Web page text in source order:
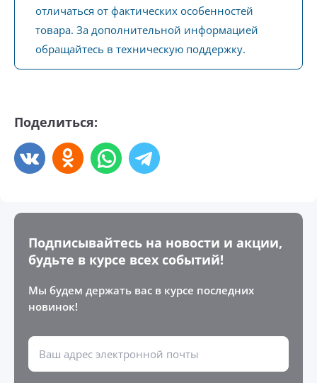
отличаться от фактических особенностей
товара. За дополнительной информацией
обращайтесь в техническую поддержку.
Поделиться:
Подписывайтесь на новости и акции,
будьте в курсе всех событий!
Мы будем держать вас в курсе последних
новинок!